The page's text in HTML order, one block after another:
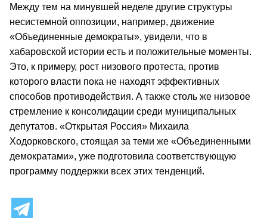
Между тем на минувшей неделе другие структуры
несистемной оппозиции, например, движение
«Объединенные демократы», увидели, что в
хабаровской истории есть и положительные моменты.
Это, к примеру, рост низового протеста, против
которого власти пока не находят эффективных
способов противодействия. А также столь же низовое
стремление к консолидации среди муниципальных
депутатов. «Открытая Россия» Михаила
Ходорковского, стоящая за теми же «Объединенными
демократами», уже подготовила соответствующую
программу поддержки всех этих тенденций.